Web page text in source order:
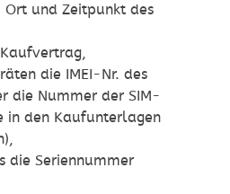
Ort und Zeitpunkt des
die IMEI-Nr. des
die Nummer der SIM-
in den Kaufunterlagen
die Seriennummer